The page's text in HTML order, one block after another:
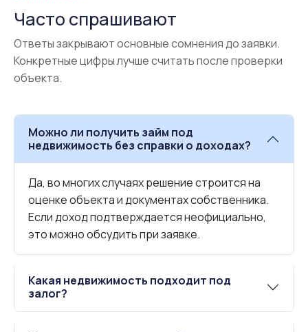
Часто спрашивают
Ответы закрывают основные сомнения до заявки.
Конкретные цифры лучше считать после проверки
объекта.
Можно ли получить займ под
недвижимость без справки о доходах?
Да, во многих случаях решение строится на
оценке объекта и документах собственника.
Если доход подтверждается неофициально,
это можно обсудить при заявке.
Какая недвижимость подходит под
залог?